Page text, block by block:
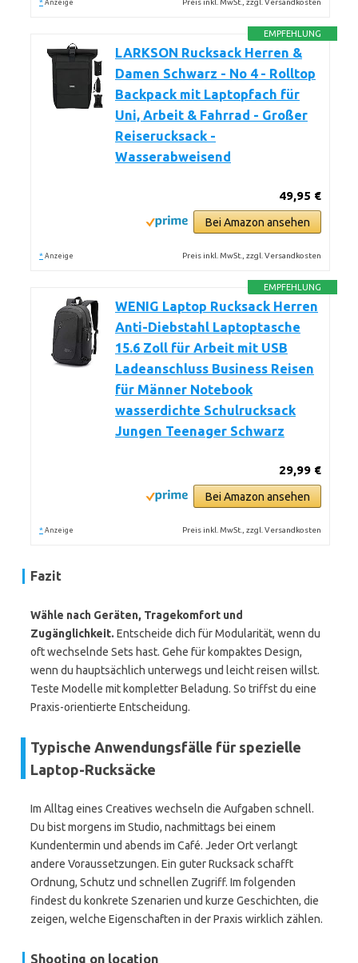
* Anzeige Preis inkl. MwSt., zzgl. Versandkosten
EMPFEHLUNG
LARKSON Rucksack Herren &
Damen Schwarz - No 4 - Rolltop
Backpack mit Laptopfach für
Uni, Arbeit & Fahrrad - Großer
Reiserucksack -
Wasserabweisend
49,95 €
Bei Amazon ansehen
* Anzeige Preis inkl. MwSt., zzgl. Versandkosten
EMPFEHLUNG
WENIG Laptop Rucksack Herren
Anti-Diebstahl Laptoptasche
15.6 Zoll für Arbeit mit USB
Ladeanschluss Business Reisen
für Männer Notebook
wasserdichte Schulrucksack
Jungen Teenager Schwarz
29,99 €
Bei Amazon ansehen
* Anzeige Preis inkl. MwSt., zzgl. Versandkosten
Fazit
Wähle nach Geräten, Tragekomfort und
Zugänglichkeit. Entscheide dich für Modularität, wenn du
oft wechselnde Sets hast. Gehe für kompaktes Design,
wenn du hauptsächlich unterwegs und leicht reisen willst.
Teste Modelle mit kompletter Beladung. So triffst du eine
Praxis-orientierte Entscheidung.
Typische Anwendungsfälle für spezielle
Laptop-Rucksäcke
Im Alltag eines Creatives wechseln die Aufgaben schnell.
Du bist morgens im Studio, nachmittags bei einem
Kundentermin und abends im Café. Jeder Ort verlangt
andere Voraussetzungen. Ein guter Rucksack schafft
Ordnung, Schutz und schnellen Zugriff. Im folgenden
findest du konkrete Szenarien und kurze Geschichten, die
zeigen, welche Eigenschaften in der Praxis wirklich zählen.
Shooting on location